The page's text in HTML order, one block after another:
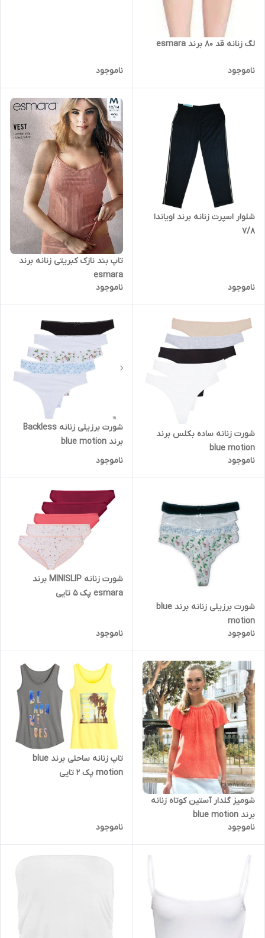
لگ زنانه قد 80 برند esmara
ناموجود ناموجود
شلوار اسپرت زنانه برند اویاندا
7/8
ناموجود
تاپ بند نازک کبریتی زنانه برند
esmara
ناموجود
شورت زنانه ساده بکلس برند
blue motion
ناموجود
شورت برزیلی زنانه Backless
برند blue motion
ناموجود
شورت برزیلی زنانه برند blue
motion
ناموجود
شورت زنانه MINISLIP برند
esmara پک 5 تایی
ناموجود
شومیز گلدار آستین کوتاه زنانه
برند blue motion
ناموجود
تاپ زنانه ساحلی برند blue
motion پک 2 تایی
ناموجود